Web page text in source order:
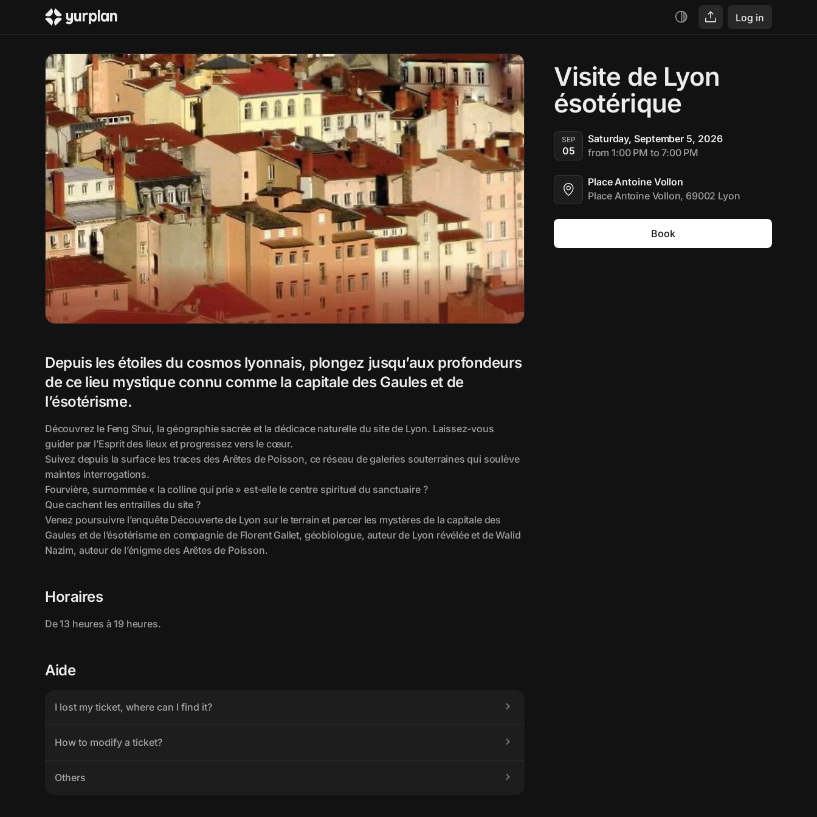
Log in
Visite de Lyon
ésotérique
SEP
05
Saturday, September 5, 2026
from 1:00 PM to 7:00 PM
Place Antoine Vollon
Place Antoine Vollon, 69002 Lyon
Book
Depuis les étoiles du cosmos lyonnais, plongez jusqu’aux profondeurs
de ce lieu mystique connu comme la capitale des Gaules et de
l’ésotérisme.
Horaires
Aide
I lost my ticket, where can I find it?
How to modify a ticket?
Others